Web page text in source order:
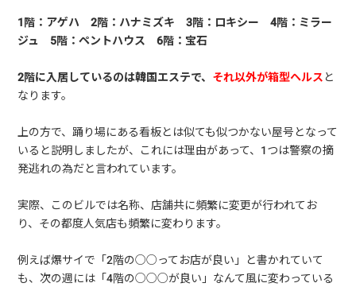
1階：アゲハ 2階：ハナミズキ 3階：ロキシー 4階：ミラー
ジュ 5階：ペントハウス 6階：宝石
2階に入居しているのは韓国エステで、 それ以外が箱型ヘルスと
なります。
上の方で、踊り場にある看板とは似ても似つかない屋号となって
いると説明しましたが、これには理由があって、1つは警察の摘
発逃れの為だと言われています。
実際、このビルでは名称、店舗共に頻繁に変更が行われてお
り、その都度人気店も頻繁に変わります。
例えば爆サイで「2階の○○ってお店が良い」と書かれていて
も、次の週には「4階の○○○が良い」なんて風に変わっている